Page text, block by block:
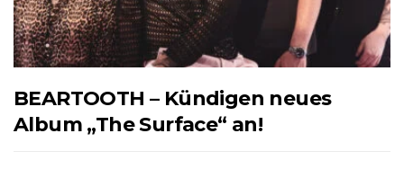
BEARTOOTH – Kündigen neues
Album „The Surface“ an!